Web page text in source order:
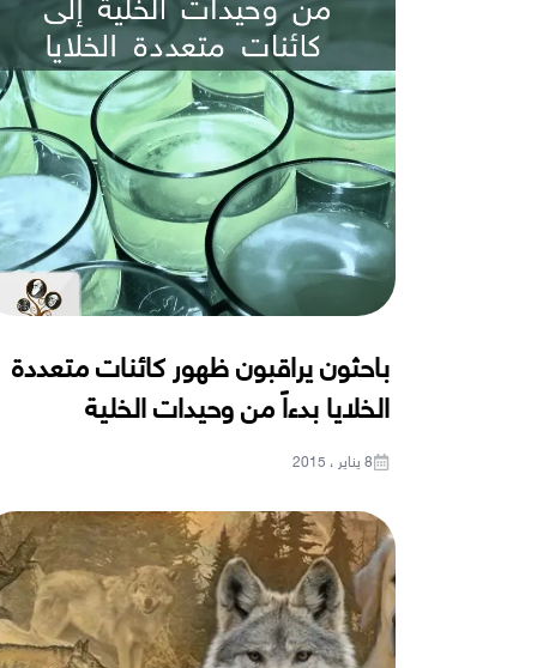
باحثون يراقبون ظهور كائنات متعددة
الخلايا بدءاً من وحيدات الخلية
8 يناير ، 2015